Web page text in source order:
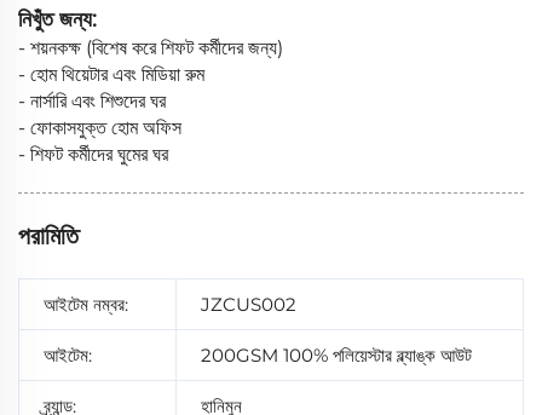
নিখুঁত জন্য:
- শয়নকক্ষ (বিশেষ করে শিফট কর্মীদের জন্য)
- হোম থিয়েটার এবং মিডিয়া রুম
- নার্সারি এবং শিশুদের ঘর
- ফোকাসযুক্ত হোম অফিস
- শিফট কর্মীদের ঘুমের ঘর
পরামিতি
আইটেম নম্বর: JZCUS002
আইটেম: 200GSM 100% পলিয়েস্টার ব্ল্যাঙ্ক আউট
ব্র্যান্ড: হানিমুন